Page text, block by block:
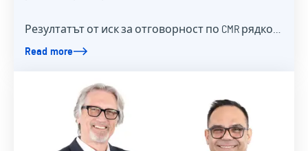
Резултатът от иск за отговорност по CMR рядко…
Read more